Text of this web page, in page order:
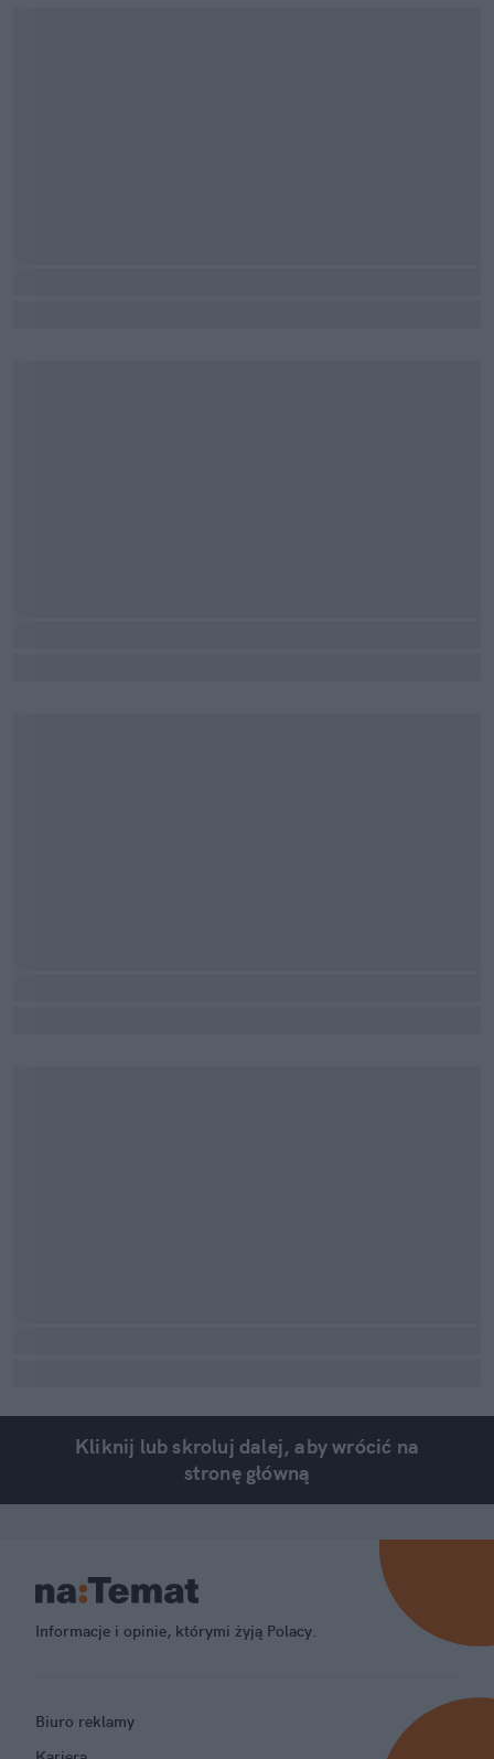
Kliknij lub skroluj dalej, aby wrócić na
stronę główną
Informacje i opinie, którymi żyją Polacy.
Biuro reklamy